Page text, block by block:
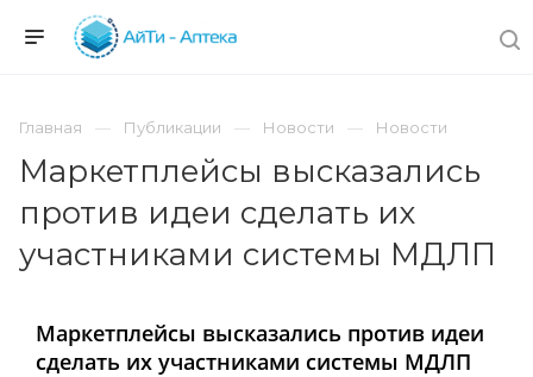
Главная Публикации Новости Новости
Маркетплейсы высказались
против идеи сделать их
участниками системы МДЛП
Маркетплейсы высказались против идеи
сделать их участниками системы МДЛП